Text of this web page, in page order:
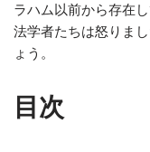
ラハム以前から存在
法学者たちは怒りまし
ょう。
目次